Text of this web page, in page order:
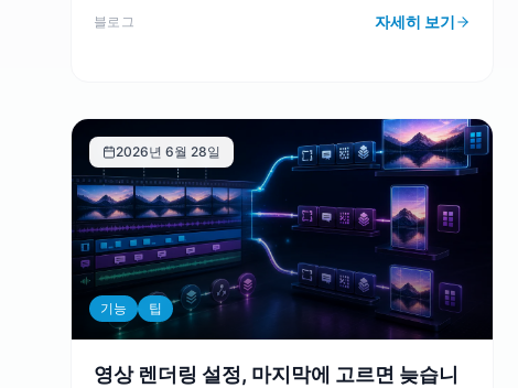
점검합니다.
블로그 자세히 보기
2026년 6월 28일
기능 팁
영상 렌더링 설정, 마지막에 고르면 늦습니